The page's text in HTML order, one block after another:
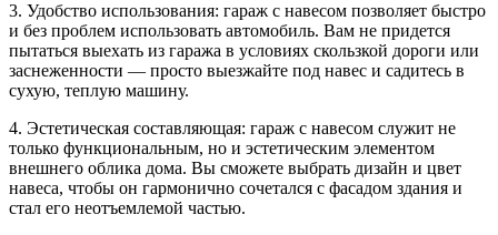
3. Удобство использования: гараж с навесом позволяет быстро
и без проблем использовать автомобиль. Вам не придется
пытаться выехать из гаража в условиях скользкой дороги или
заснеженности — просто выезжайте под навес и садитесь в
сухую, теплую машину.
4. Эстетическая составляющая: гараж с навесом служит не
только функциональным, но и эстетическим элементом
внешнего облика дома. Вы сможете выбрать дизайн и цвет
навеса, чтобы он гармонично сочетался с фасадом здания и
стал его неотъемлемой частью.